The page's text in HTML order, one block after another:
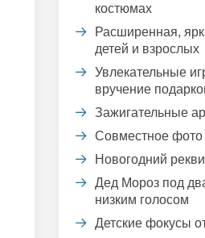
костюмах
Расширенная,
детей и взрослых
Увлекательные
вручение
Зажигательные
Совместное фото
Новогодний
Дед Мороз под
низким голосом
Детские фокусы